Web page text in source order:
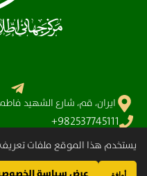
ايران، قم، شارع الشهيد
982537745111+
آیت الله سیستانی
يستخدم هذا الموقع ملفات تعريف
أوافق